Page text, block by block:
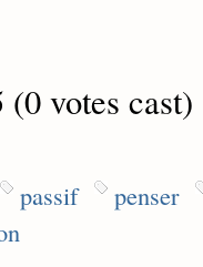
(0 votes cast)
passif
penser